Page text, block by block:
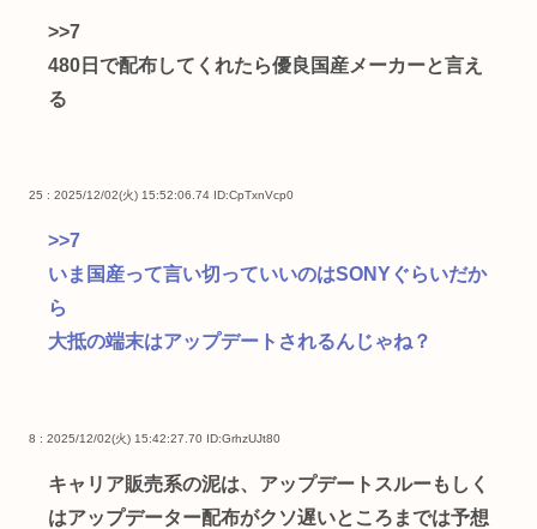
>>7
480日で配布してくれたら優良国産メーカーと言え
る
25 : 2025/12/02(火) 15:52:06.74 ID:CpTxnVcp0
>>7
いま国産って言い切っていいのはSONYぐらいだか
ら
大抵の端末はアップデートされるんじゃね？
8 : 2025/12/02(火) 15:42:27.70 ID:GrhzUJt80
キャリア販売系の泥は、アップデートスルーもしく
はアップデーター配布がクソ遅いところまでは予想